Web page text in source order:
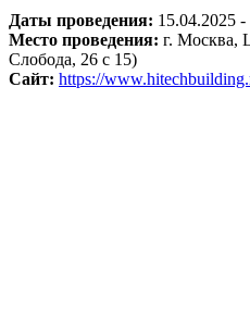
Даты проведения: 15.04.2025
Место проведения: г. Москва,
Слобода, 26 с 15)
Сайт: https://